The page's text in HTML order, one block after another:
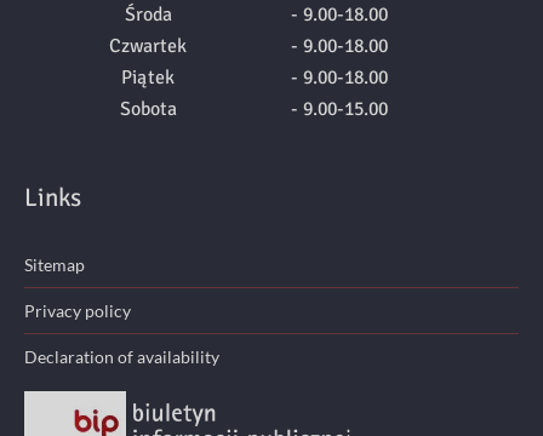
Środa
Czwartek
Piątek
Sobota
- 9.00-18.00
- 9.00-18.00
- 9.00-18.00
- 9.00-15.00
Links
Sitemap
Privacy policy
Declaration of availability